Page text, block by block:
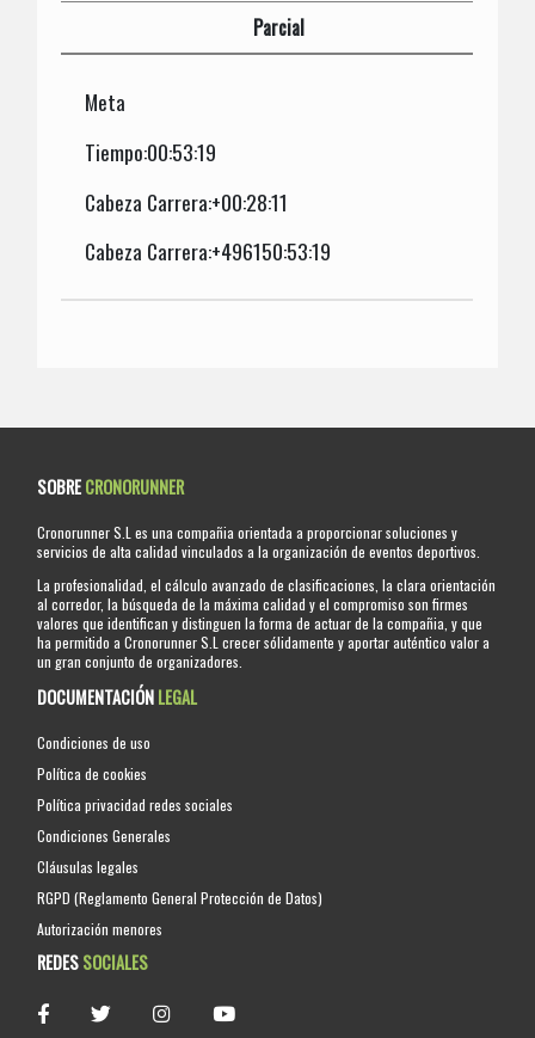
Parcial
Meta
Tiempo:00:53:19
Cabeza Carrera:+00:28:11
Cabeza Carrera:+496150:53:19
SOBRECRONORUNNER
Cronorunner S.L es una compañia orientada a proporcionar soluciones y
servicios de alta calidad vinculados a la organización de eventos deportivos.
La profesionalidad, el cálculo avanzado de clasificaciones, la clara orientación
al corredor, la búsqueda de la máxima calidad y el compromiso son firmes
valores que identifican y distinguen la forma de actuar de la compañia, y que
ha permitido a Cronorunner S.L crecer sólidamente y aportar auténtico valor a
un gran conjunto de organizadores.
DOCUMENTACIÓNLEGAL
Condiciones de uso
Política de cookies
Política privacidad redes sociales
Condiciones Generales
Cláusulas legales
RGPD (Reglamento General Protección de Datos)
Autorización menores
REDESSOCIALES